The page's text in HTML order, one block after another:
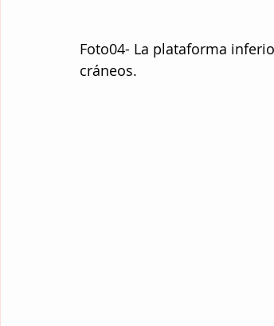
Foto04- La plataforma
cráneos.